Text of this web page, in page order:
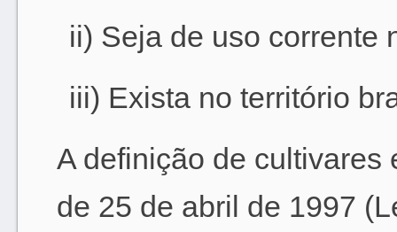
ii) Seja de uso corrente
iii) Exista no território
A definição de cultivares
de 25 de abril de 1997